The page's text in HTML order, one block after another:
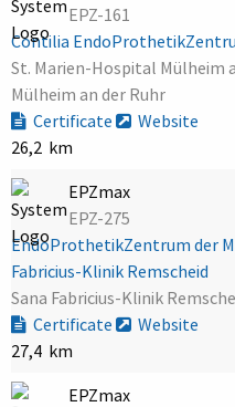
EPZ-161
Contilia
St. Marien-Hospital Mülheim
Mülheim an der Ruhr
Certificate
Website
26,2 km
EPZmax
EPZ-275
EndoProthetikZentrum der
Fabricius-Klinik Remscheid
Sana Fabricius-Klinik
Certificate
Website
27,4 km
EPZmax